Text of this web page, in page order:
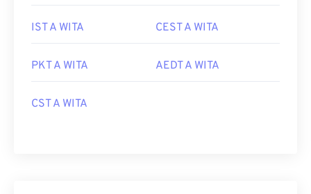
IST A WITA CEST A WITA
PKT A WITA AEDT A WITA
CST A WITA